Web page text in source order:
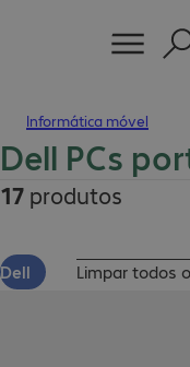
Informática móvel
Dell PCs
17 produtos
Dell Limpar todos